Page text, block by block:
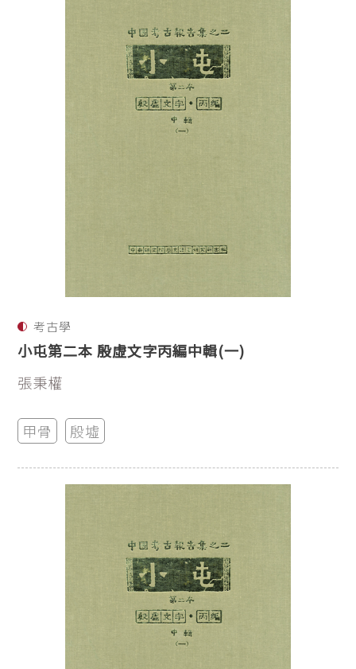
考古學
小屯第二本 殷虛文字丙編中輯(一)
張秉權
甲骨 殷墟